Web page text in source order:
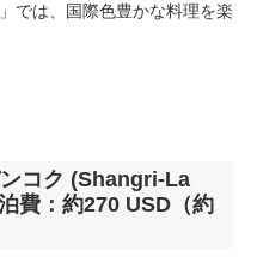
では、国際色豊かな料理を楽
コク (Shangri-La
費：約270 USD（約